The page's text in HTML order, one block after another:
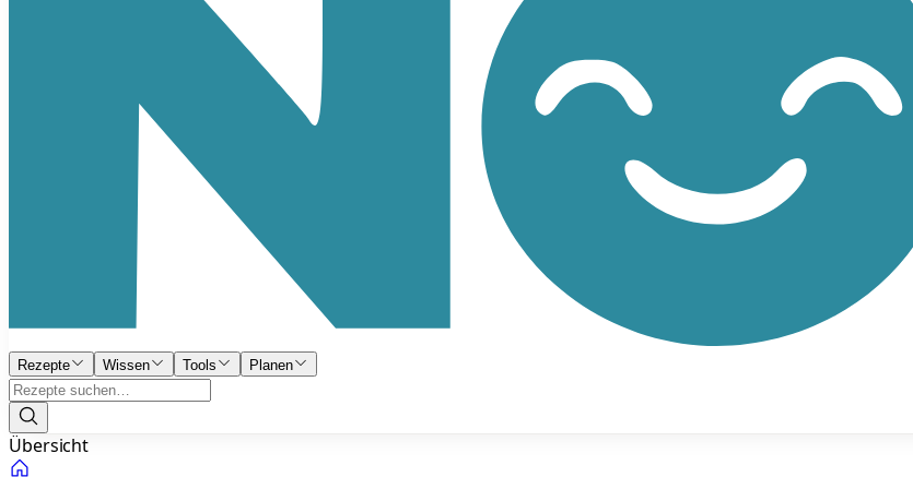
Rezepte Wissen Tools Planen
Übersicht